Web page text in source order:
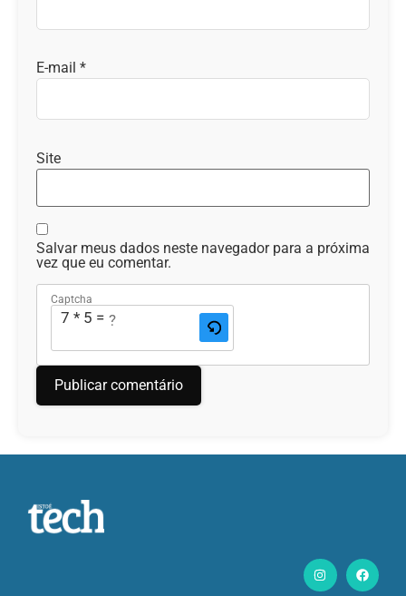
E-mail *
Site
Salvar meus dados neste navegador para a próxima
vez que eu comentar.
Captcha
7 * 5 = ?